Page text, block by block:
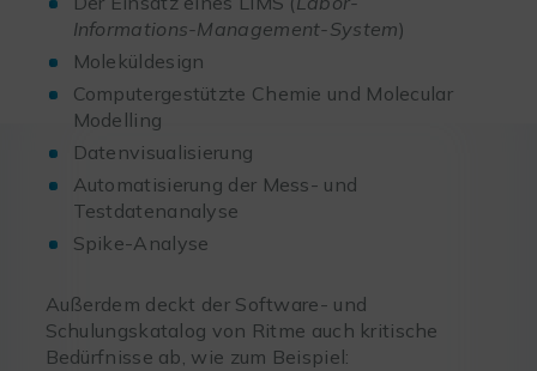
Informations-Management-System)
Moleküldesign
Computergestützte Chemie und Molecular
Modelling
Datenvisualisierung
Automatisierung der Mess- und
Testdatenanalyse
Spike-Analyse
Außerdem deckt der Software- und
Schulungskatalog von Ritme auch kritische
Bedürfnisse ab, wie zum Beispiel: